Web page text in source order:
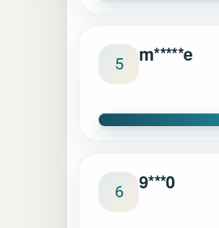
5 m*****e
6 9***0